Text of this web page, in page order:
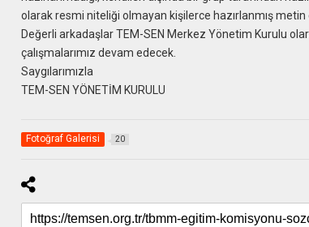
olarak resmi niteliği olmayan kişilerce hazırlanmış metin
Değerli arkadaşlar TEM-SEN Merkez Yönetim Kurulu
çalışmalarımız devam edecek.
Saygılarımızla
TEM-SEN YÖNETİM KURULU
Fotoğraf Galerisi 20